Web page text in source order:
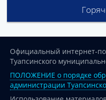
Официальный интернет-
Туапсинского
ПОЛОЖЕНИЕ о порядке
администрации